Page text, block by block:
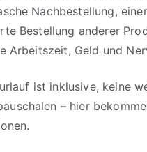
Nachbestellung,
Bestellung anderer
Arbeitszeit, Geld und
ist inklusive, keine
– hier